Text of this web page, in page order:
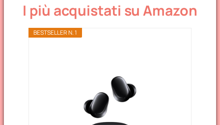
I più acquistati su Amazon
BESTSELLER N. 1